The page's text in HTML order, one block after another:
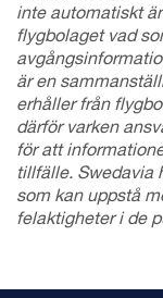
inte automatiskt
flygbolaget vad
är en
erhåller från
därför varken
för att
tillfälle. Swedavia
som kan uppstå
felaktigheter i de